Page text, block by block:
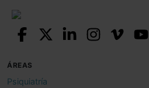
ÁREAS
Psiquiatría